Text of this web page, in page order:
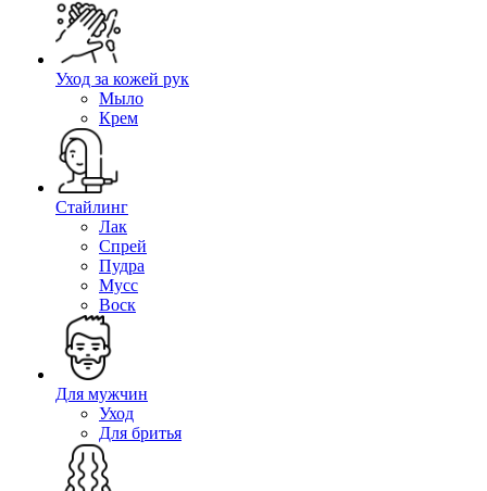
Уход за кожей рук
Мыло
Крем
Стайлинг
Лак
Спрей
Пудра
Мусс
Воск
Для мужчин
Уход
Для бритья